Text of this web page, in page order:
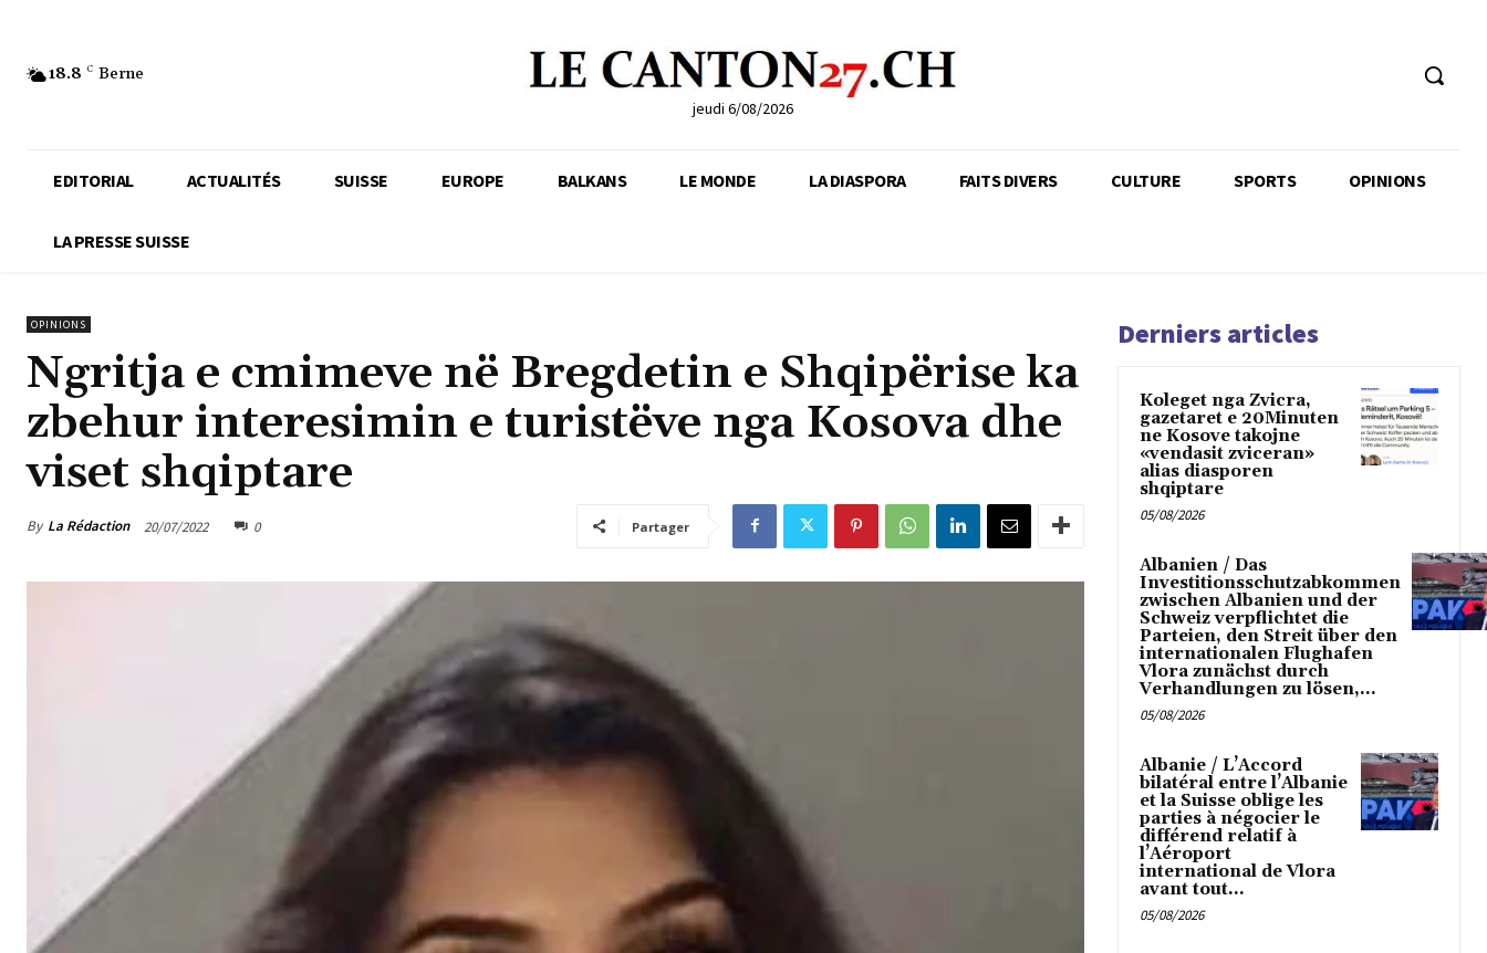
18.8 C Berne
jeudi 6/08/2026
EDITORIAL ACTUALITÉS SUISSE EUROPE BALKANS LE MONDE LA DIASPORA FAITS DIVERS CULTURE SPORTS OPINIONS
LA PRESSE SUISSE
OPINIONS
Ngritja e cmimeve në Bregdetin e Shqipërise ka
zbehur interesimin e turistëve nga Kosova dhe
viset shqiptare
By La Rédaction 20/07/2022 0 Partager
Derniers articles
Koleget nga Zvicra,
gazetaret e 20Minuten
ne Kosove takojne
«vendasit zviceran»
alias diasporen
shqiptare
05/08/2026
Albanien / Das
Investitionsschutzabkommen
zwischen Albanien und der
Schweiz verpflichtet die
Parteien, den Streit über den
internationalen Flughafen
Vlora zunächst durch
Verhandlungen zu lösen,...
05/08/2026
Albanie / L’Accord
bilatéral entre l’Albanie
et la Suisse oblige les
parties à négocier le
différend relatif à
l’Aéroport
international de Vlora
avant tout...
05/08/2026